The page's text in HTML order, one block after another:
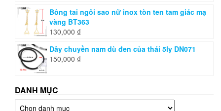
Bông tai ngôi sao nữ inox tòn ten tam giác mạ
vàng BT363
130,000 ₫
Dây chuyền nam dù đen của thái 5ly DN071
150,000 ₫
DANH MỤC
Danh